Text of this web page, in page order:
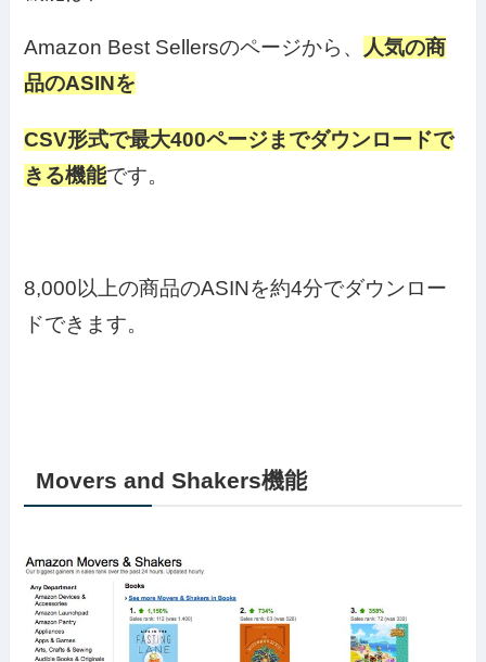
Amazon Best Sellersのページから、 人気の商
品のASINを
CSV形式で最大400ページまでダウンロードで
きる機能です。
8,000以上の商品のASINを約4分でダウンロー
ドできます。
Movers and Shakers機能